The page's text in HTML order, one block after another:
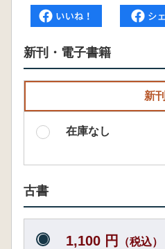
新刊・電子書籍
新刊
在庫なし
古書
1,100 円 （税込）